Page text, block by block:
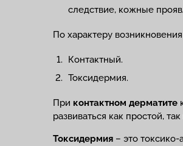
следствие, кожные
По характеру
Контактный.
Токсидермия.
При контактном дерматите
развиваться как простой,
Токсидермия – это